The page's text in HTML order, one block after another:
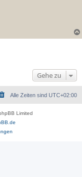
Gehe zu
Alle Zeiten sind UTC+02:00
Limited